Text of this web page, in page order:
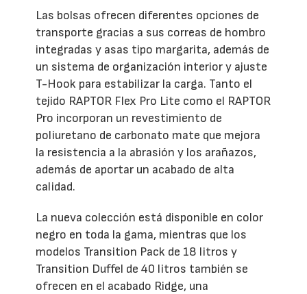
Las bolsas ofrecen diferentes opciones de
transporte gracias a sus correas de hombro
integradas y asas tipo margarita, además de
un sistema de organización interior y ajuste
T-Hook para estabilizar la carga. Tanto el
tejido RAPTOR Flex Pro Lite como el RAPTOR
Pro incorporan un revestimiento de
poliuretano de carbonato mate que mejora
la resistencia a la abrasión y los arañazos,
además de aportar un acabado de alta
calidad.
La nueva colección está disponible en color
negro en toda la gama, mientras que los
modelos Transition Pack de 18 litros y
Transition Duffel de 40 litros también se
ofrecen en el acabado Ridge, una